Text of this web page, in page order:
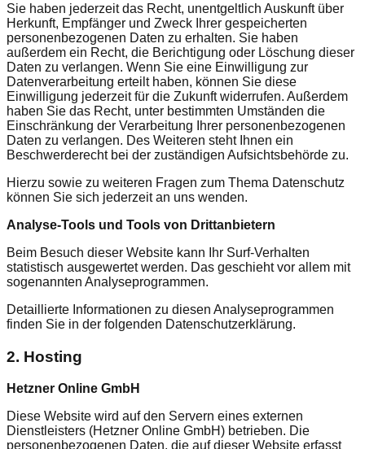
Sie haben jederzeit das Recht, unentgeltlich Auskunft über
Herkunft, Empfänger und Zweck Ihrer gespeicherten
personenbezogenen Daten zu erhalten. Sie haben
außerdem ein Recht, die Berichtigung oder Löschung dieser
Daten zu verlangen. Wenn Sie eine Einwilligung zur
Datenverarbeitung erteilt haben, können Sie diese
Einwilligung jederzeit für die Zukunft widerrufen. Außerdem
haben Sie das Recht, unter bestimmten Umständen die
Einschränkung der Verarbeitung Ihrer personenbezogenen
Daten zu verlangen. Des Weiteren steht Ihnen ein
Beschwerderecht bei der zuständigen Aufsichtsbehörde zu.
Hierzu sowie zu weiteren Fragen zum Thema Datenschutz
können Sie sich jederzeit an uns wenden.
Analyse-Tools und Tools von Dritt­anbietern
Beim Besuch dieser Website kann Ihr Surf-Verhalten
statistisch ausgewertet werden. Das geschieht vor allem mit
sogenannten Analyseprogrammen.
Detaillierte Informationen zu diesen Analyseprogrammen
finden Sie in der folgenden Datenschutzerklärung.
2. Hosting
Hetzner Online GmbH
Diese Website wird auf den Servern eines externen
Dienstleisters (Hetzner Online GmbH) betrieben. Die
personenbezogenen Daten, die auf dieser Website erfasst